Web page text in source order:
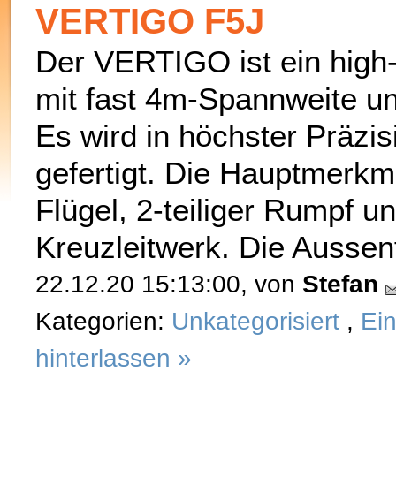
VERTIGO F5J
Der VERTIGO ist ein
mit fast 4m-Spannweite
Es wird in höchster
gefertigt. Die
Flügel, 2-teiliger Rumpf
Kreuzleitwerk. Die
22.12.20 15:13:00, von Stefan
Kategorien: Unkategorisiert ,
hinterlassen »